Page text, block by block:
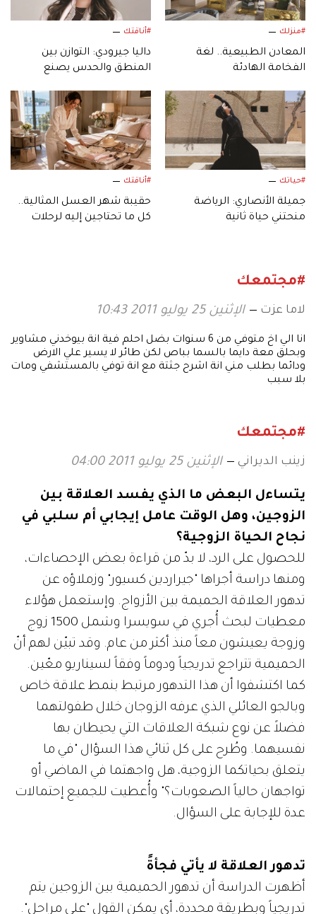
#منزلك
المعادن الطبيعية.. لغة
الفخامة الهادئة
#أناقتك
داليا جيرودي: التوازن بين
المنطق والحدس يصنع
#حياتك
جميلة الأنصاري: الرياضة
منحتني حياة ثانية
#أناقتك
حقيبة شهر العسل المثالية..
كل ما تحتاجين إليه لرحلات
#مجتمعك
لاما عزت الإثنين 25 يوليو 2011 10:43
انا الي اخ متوفي من 6 سنوات بضل احلم فية انة بيوخدني مشاوير
وبحلق معة دايما بالسما بباص لكن طائر لا يسير علي الارض
ودائما بطلب مني انة اشرح جثتة مع انة توفي بالمستشفي ومات
بلا سبب
#مجتمعك
زينب الديراني الإثنين 25 يوليو 2011 04:00
يتساءل البعض ما الذي يفسد العلاقة بين
الزوجين، وهل الوقت عامل إيجابي أم سلبي في
نجاح الحياة الزوجية؟
للحصول على الرد، لا بدّ من قراءة بعض الإحصاءات،
ومنها دراسة أجراها "جيراردين كسيور" وزملاؤه عن
تدهور العلاقة الحميمة بين الأزواج. وإستعمل هؤلاء
معطيات لبحث أُجري في سويسرا وشمل 1500 زوج
وزوجة يعيشون معاً منذ أكثر من عام. وقد تبيّن لهم أنّ
الحميمية تتراجع تدريجياً ودوماً وفقاً لسيناريو معّين.
كما اكتشفوا أن هذا التدهور مرتبط بنمط علاقة خاص
وبالجو العائلي الذي عرفه الزوجان خلال طفولتهما
فضلاً عن نوع شبكة العلاقات التي يحيطان بها
نفسيهما. وطُرح على كل ثنائي هذا السؤال "في ما
يتعلق بحياتكما الزوجية، هل واجهتما في الماضي أو
تواجهان حالياً الصعوبات؟" وأُعطيت للجميع إحتمالات
عدة للإجابة على السؤال.
تدهور العلاقة لا يأتي فجأةً
أظهرت الدراسة أن تدهور الحميمية بين الزوجين يتم
تدريجياً وبطريقة محددة، أي يمكن القول "على مراحل".